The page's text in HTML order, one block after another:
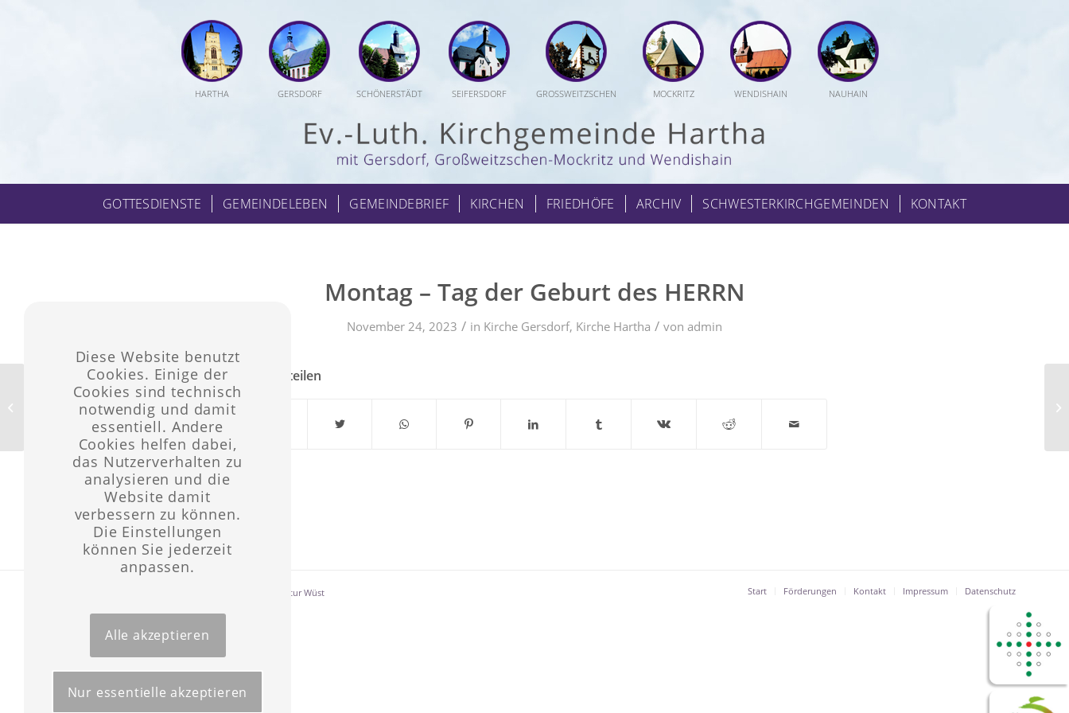
HARTHA GERSDORF SCHÖNERSTÄDT SEIFERSDORF GROSSWEITZSCHEN MOCKRITZ WENDISHAIN NAUHAIN
GOTTESDIENSTE GEMEINDELEBEN GEMEINDEBRIEF KIRCHEN FRIEDHÖFE ARCHIV SCHWESTERKIRCHGEMEINDEN KONTAKT
Montag – Tag der Geburt des HERRN
November 24, 2023 / in Kirche Gersdorf, Kirche Hartha / von admin
Eintrag teilen
Werbeagentur Wüst Start Förderungen Kontakt Impressum Datenschutz
4. Sonntag im Advent – Heiliger
Diese Website benutzt
Cookies. Einige der
Cookies sind technisch
notwendig und damit
essentiell. Andere
Cookies helfen dabei,
das Nutzerverhalten zu
analysieren und die
Website damit
verbessern zu können.
Die Einstellungen
können Sie jederzeit
anpassen.
Alle akzeptieren
Nur essentielle akzeptieren